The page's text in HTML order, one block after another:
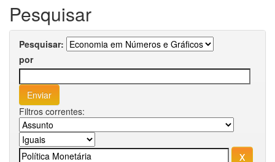
Pesquisar
Pesquisar:
por
Filtros correntes: